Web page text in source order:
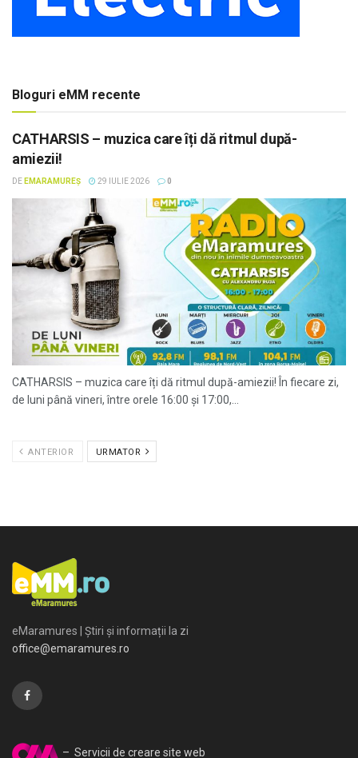
Bloguri eMM recente
CATHARSIS – muzica care îți dă ritmul după-
amiezii!
DE EMARAMUREȘ 29 IULIE 2026 0
CATHARSIS – muzica care îți dă ritmul după-amiezii! În fiecare zi,
de luni până vineri, între orele 16:00 și 17:00,...
ANTERIOR URMATOR
eMaramures | Știri și informații la zi
office@emaramures.ro
– Servicii de creare site web